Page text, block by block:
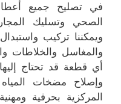
في تصليح جميع
الصحي وتسليك
ويمكننا تركيب
والمغاسل والخلاطات
أي قطعة قد تحتاج
وإصلاح مضخات
المركزية بحرفية